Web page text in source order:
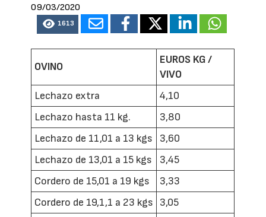
09/03/2020
1613
OVINO
EUROS KG /
VIVO
Lechazo extra
4,10
Lechazo hasta 11 kg.
3,80
Lechazo de 11,01 a 13 kgs
3,60
Lechazo de 13,01 a 15 kgs
3,45
Cordero de 15,01 a 19 kgs
3,33
Cordero de 19,1,1 a 23 kgs
3,05